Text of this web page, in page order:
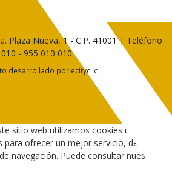
Plaza Nueva, 1 - C.P. 41001 | Teléfono
010 - 955 010 010
desarrollado por ecityclic
sitio web utilizamos cookies tanto
ofrecer un mejor servicio, de
navegación. Puede consultar nuestra